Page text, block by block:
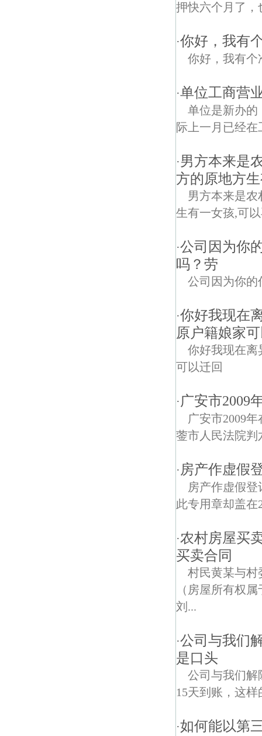
押快六个月了，
·你好，我有
你好，我有个
·单位工商营
单位是新办的
际上一月已经
·男方本来是
方的原地方
男方本来是
生有一女孩,可
·公司因为你
吗？劳
公司因为你的
·你好我现在
原户籍娘家
你好我现在离
可以迁回
· 广安市2009
广安市2009
蓥市人民法院判
· 房产作虚假
房产作虚假登
此专用章却盖在
·农村房屋买
买卖合同
村民黄某与村
（房屋所有权
刘...
·公司与我们
是口头
公司与我们解
15天到账，这
·如何能以第